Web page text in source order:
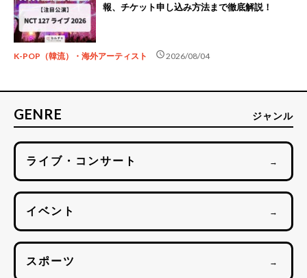
報、チケット申し込み方法まで徹底解説！
K-POP（韓流）・海外アーティスト schedule2026/08/04
GENRE ジャンル
ライブ・コンサート →
イベント →
スポーツ →